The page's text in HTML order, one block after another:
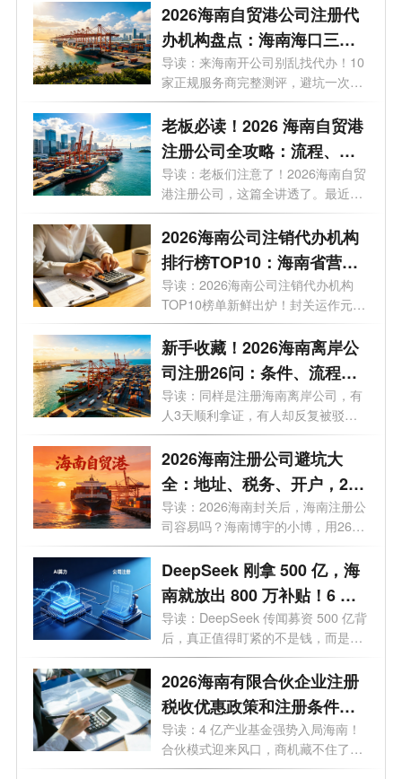
2026海南自贸港公司注册代
办机构盘点：海南海口三亚
代办注册公司哪家好？
导读：来海南开公司别乱找代办！10
家正规服务商完整测评，避坑一次讲
清。...
老板必读！2026 海南自贸港
注册公司全攻略：流程、条
件、注册资金、地址、贸易
玩法一文说透
导读：老板们注意了！2026海南自贸
港注册公司，这篇全讲透了。最近，
有不...
2026海南公司注销代办机构
排行榜TOP10：海南省营业
执照注销哪家好？
导读：2026海南公司注销代办机构
TOP10榜单新鲜出炉！封关运作元
年，企业退出...
新手收藏！2026海南离岸公
司注册26问：条件、流程、
优惠全梳理
导读：同样是注册海南离岸公司，有
人3天顺利拿证，有人却反复被驳
回？今...
2026海南注册公司避坑大
全：地址、税务、开户，26
个问题一次讲透
导读：2026海南封关后，海南注册公
司容易吗？海南博宇的小博，用26个
问题，...
DeepSeek 刚拿 500 亿，海
南就放出 800 万补贴！6 月
20 日起，注册公司能"白
嫖"算力吗？
导读：DeepSeek 传闻募资 500 亿背
后，真正值得盯紧的不是钱，而是海
南悄悄布...
2026海南有限合伙企业注册
税收优惠政策和注册条件有
哪些？一文了解
导读：4 亿产业基金强势入局海南！
合伙模式迎来风口，商机藏不住了。
最近...